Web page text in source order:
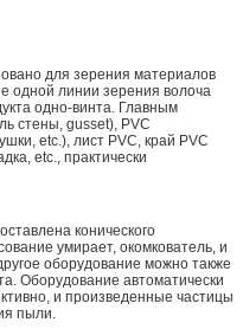
для зерения материалов
одной линии зерения волоча
одно-винта. Главным
стены, gusset), PVC
etc.), лист PVC, край PVC
etc., практически
конического
умирает, окомкователь, и
оборудование можно также
Оборудование автоматически
и произведенные частицы
пыли.